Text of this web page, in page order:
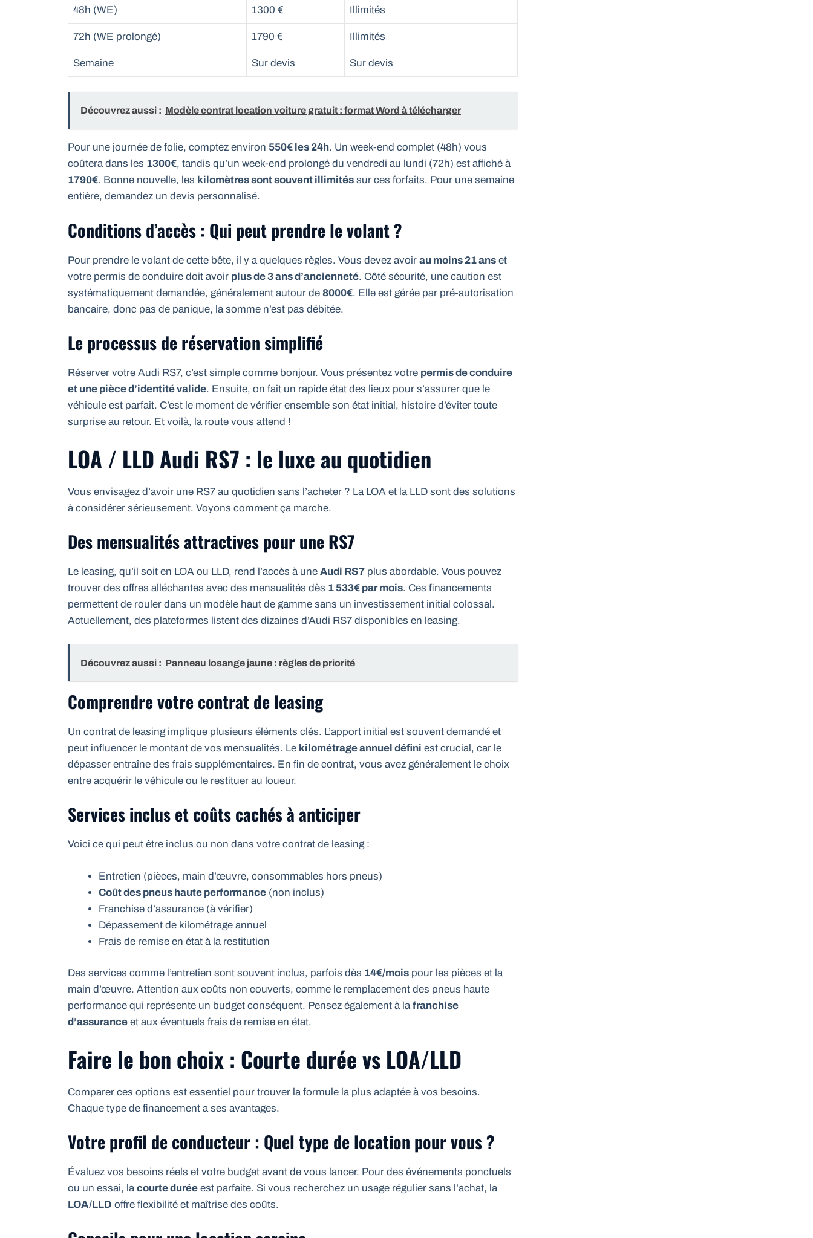
48h (WE) 1300 € Illimités
72h (WE prolongé) 1790 € Illimités
Semaine Sur devis Sur devis
Découvrez aussi : Modèle contrat location voiture gratuit : format Word à télécharger
Pour une journée de folie, comptez environ 550€ les 24h. Un week-end complet (48h) vous
coûtera dans les 1300€, tandis qu’un week-end prolongé du vendredi au lundi (72h) est affiché à
1790€. Bonne nouvelle, les kilomètres sont souvent illimités sur ces forfaits. Pour une semaine
entière, demandez un devis personnalisé.
Conditions d’accès : Qui peut prendre le volant ?
Pour prendre le volant de cette bête, il y a quelques règles. Vous devez avoir au moins 21 ans et
votre permis de conduire doit avoir plus de 3 ans d’ancienneté. Côté sécurité, une caution est
systématiquement demandée, généralement autour de 8000€. Elle est gérée par pré-autorisation
bancaire, donc pas de panique, la somme n’est pas débitée.
Le processus de réservation simplifié
Réserver votre Audi RS7, c’est simple comme bonjour. Vous présentez votre permis de conduire
et une pièce d’identité valide. Ensuite, on fait un rapide état des lieux pour s’assurer que le
véhicule est parfait. C’est le moment de vérifier ensemble son état initial, histoire d’éviter toute
surprise au retour. Et voilà, la route vous attend !
LOA / LLD Audi RS7 : le luxe au quotidien
Vous envisagez d’avoir une RS7 au quotidien sans l’acheter ? La LOA et la LLD sont des solutions
à considérer sérieusement. Voyons comment ça marche.
Des mensualités attractives pour une RS7
Le leasing, qu’il soit en LOA ou LLD, rend l’accès à une Audi RS7 plus abordable. Vous pouvez
trouver des offres alléchantes avec des mensualités dès 1 533€ par mois. Ces financements
permettent de rouler dans un modèle haut de gamme sans un investissement initial colossal.
Actuellement, des plateformes listent des dizaines d’Audi RS7 disponibles en leasing.
Découvrez aussi : Panneau losange jaune : règles de priorité
Comprendre votre contrat de leasing
Un contrat de leasing implique plusieurs éléments clés. L’apport initial est souvent demandé et
peut influencer le montant de vos mensualités. Le kilométrage annuel défini est crucial, car le
dépasser entraîne des frais supplémentaires. En fin de contrat, vous avez généralement le choix
entre acquérir le véhicule ou le restituer au loueur.
Services inclus et coûts cachés à anticiper
Voici ce qui peut être inclus ou non dans votre contrat de leasing :
Entretien (pièces, main d’œuvre, consommables hors pneus)
Coût des pneus haute performance (non inclus)
Franchise d’assurance (à vérifier)
Dépassement de kilométrage annuel
Frais de remise en état à la restitution
Des services comme l’entretien sont souvent inclus, parfois dès 14€/mois pour les pièces et la
main d’œuvre. Attention aux coûts non couverts, comme le remplacement des pneus haute
performance qui représente un budget conséquent. Pensez également à lafranchise
d’assurance et aux éventuels frais de remise en état.
Faire le bon choix : Courte durée vs LOA/LLD
Comparer ces options est essentiel pour trouver la formule la plus adaptée à vos besoins.
Chaque type de financement a ses avantages.
Votre profil de conducteur : Quel type de location pour vous ?
Évaluez vos besoins réels et votre budget avant de vous lancer. Pour des événements ponctuels
ou un essai, lacourte durée est parfaite. Si vous recherchez un usage régulier sans l’achat, la
LOA/LLD offre flexibilité et maîtrise des coûts.